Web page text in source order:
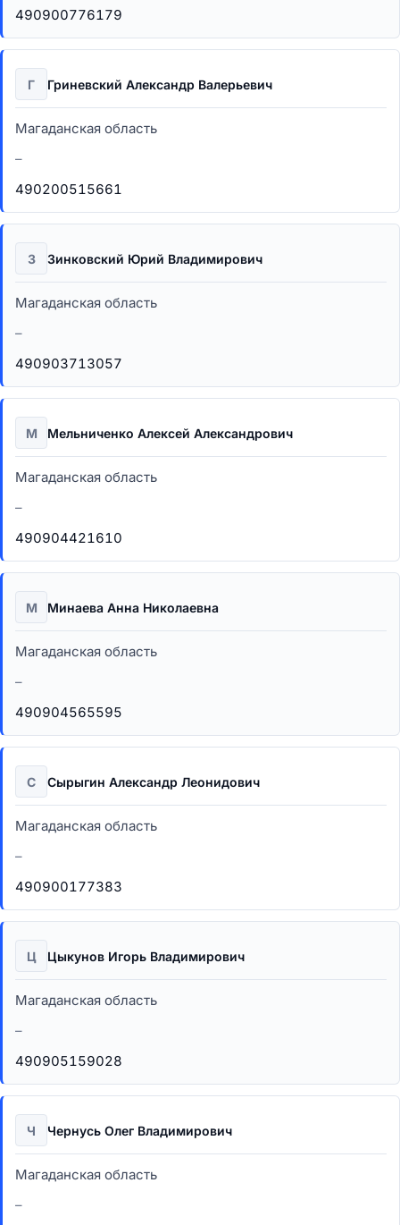
490900776179
Г Гриневский Александр Валерьевич
Магаданская область
–
490200515661
З Зинковский Юрий Владимирович
Магаданская область
–
490903713057
М Мельниченко Алексей Александрович
Магаданская область
–
490904421610
М Минаева Анна Николаевна
Магаданская область
–
490904565595
С Сырыгин Александр Леонидович
Магаданская область
–
490900177383
Ц Цыкунов Игорь Владимирович
Магаданская область
–
490905159028
Ч Чернусь Олег Владимирович
Магаданская область
–